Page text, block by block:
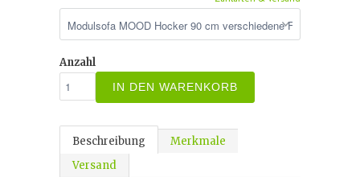
Anzahl
IN DEN WARENKORB
Beschreibung
Merkmale
Versand